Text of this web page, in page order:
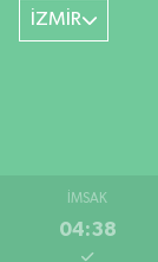
İZMİR
İMSAK
04:38